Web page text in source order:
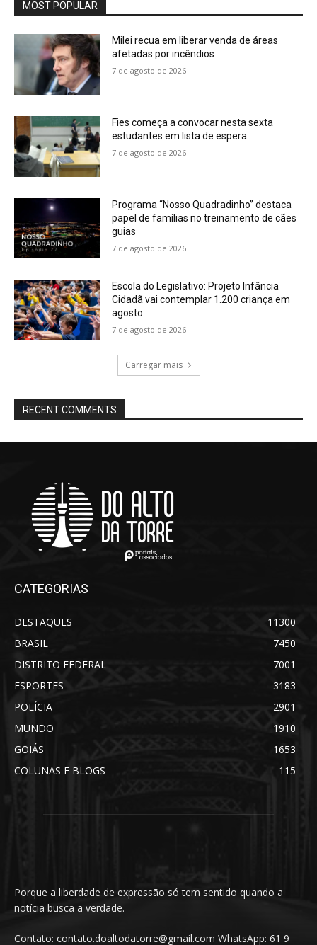
MOST POPULAR
Milei recua em liberar venda de áreas
afetadas por incêndios
7 de agosto de 2026
Fies começa a convocar nesta sexta
estudantes em lista de espera
7 de agosto de 2026
Programa “Nosso Quadradinho” destaca
papel de famílias no treinamento de cães
guias
7 de agosto de 2026
Escola do Legislativo: Projeto Infância
Cidadã vai contemplar 1.200 criança em
agosto
7 de agosto de 2026
Carregar mais
RECENT COMMENTS
CATEGORIAS
DESTAQUES
11300
BRASIL
7450
DISTRITO FEDERAL
7001
ESPORTES
3183
POLÍCIA
2901
MUNDO
1910
GOIÁS
1653
COLUNAS E BLOGS
115
Porque a liberdade de expressão só tem sentido quando a
notícia busca a verdade.
Contato: contato.doaltodatorre@gmail.com WhatsApp: 61 9